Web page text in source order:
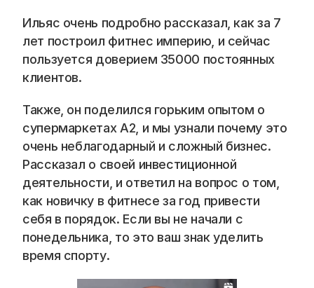
Frontend на React
Careers
About
COMMUNITY
Ильяс очень подробно рассказал, как за 7
лет построил фитнес империю, и сейчас
пользуется доверием 35000 постоянных
клиентов.
Также, он поделился горьким опытом о
супермаркетах А2, и мы узнали почему это
очень неблагодарный и сложный бизнес.
Рассказал о своей инвестиционной
деятельности, и ответил на вопрос о том,
как новичку в фитнесе за год привести
себя в порядок. Если вы не начали с
понедельника, то это ваш знак уделить
время спорту.